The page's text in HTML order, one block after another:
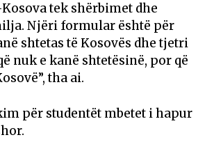
tek shërbimet dhe
Njëri formular është për
shtetas të Kosovës dhe tjetri
nuk e kanë shtetësinë, por që
tha ai.
për studentët mbetet i hapur